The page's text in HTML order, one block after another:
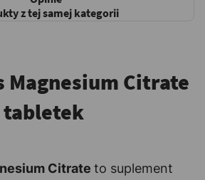
z tej samej kategorii
Magnesium Citrate
tabletek
Citrate to suplement